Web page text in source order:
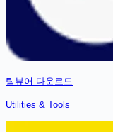
팀뷰어 다운로드
Utilities & Tools